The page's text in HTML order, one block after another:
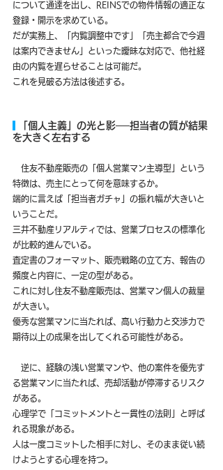
について通達を出し、REINSでの物件情報の適正な
登録・開示を求めている。
だが実務上、「内覧調整中です」「売主都合で今週
は案内できません」といった曖昧な対応で、他社経
由の内覧を遅らせることは可能だ。
これを見破る方法は後述する。
「個人主義」の光と影──担当者の質が結果
を大きく左右する
住友不動産販売の「個人営業マン主導型」という
特徴は、売主にとって何を意味するか。
端的に言えば「担当者ガチャ」の振れ幅が大きいと
いうことだ。
三井不動産リアルティでは、営業プロセスの標準化
が比較的進んでいる。
査定書のフォーマット、販売戦略の立て方、報告の
頻度と内容に、一定の型がある。
これに対し住友不動産販売は、営業マン個人の裁量
が大きい。
優秀な営業マンに当たれば、高い行動力と交渉力で
期待以上の成果を出してくれる可能性がある。
逆に、経験の浅い営業マンや、他の案件を優先す
る営業マンに当たれば、売却活動が停滞するリスク
がある。
心理学で「コミットメントと一貫性の法則」と呼ば
れる現象がある。
人は一度コミットした相手に対し、そのまま従い続
けようとする心理を持つ。